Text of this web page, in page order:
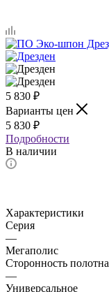
5 830 ₽
Варианты цен
5 830 ₽
Подробности
В наличии
Характеристики
Серия
—
Мегаполис
Сторонность полотна
—
Универсальное